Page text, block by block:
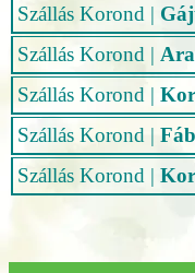
Szállás Korond |
Szállás Korond |
Szállás Korond |
Szállás Korond |
Szállás Korond |